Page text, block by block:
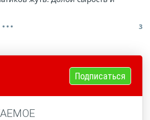
3
Подписаться